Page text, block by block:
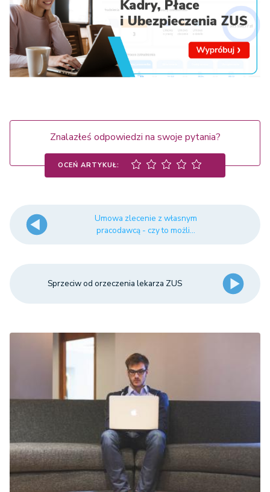
Znalazłeś odpowiedzi na swoje pytania?
OCEŃ ARTYKUŁ:
Umowa zlecenie z własnym
pracodawcą - czy to możli...
Sprzeciw od orzeczenia lekarza ZUS